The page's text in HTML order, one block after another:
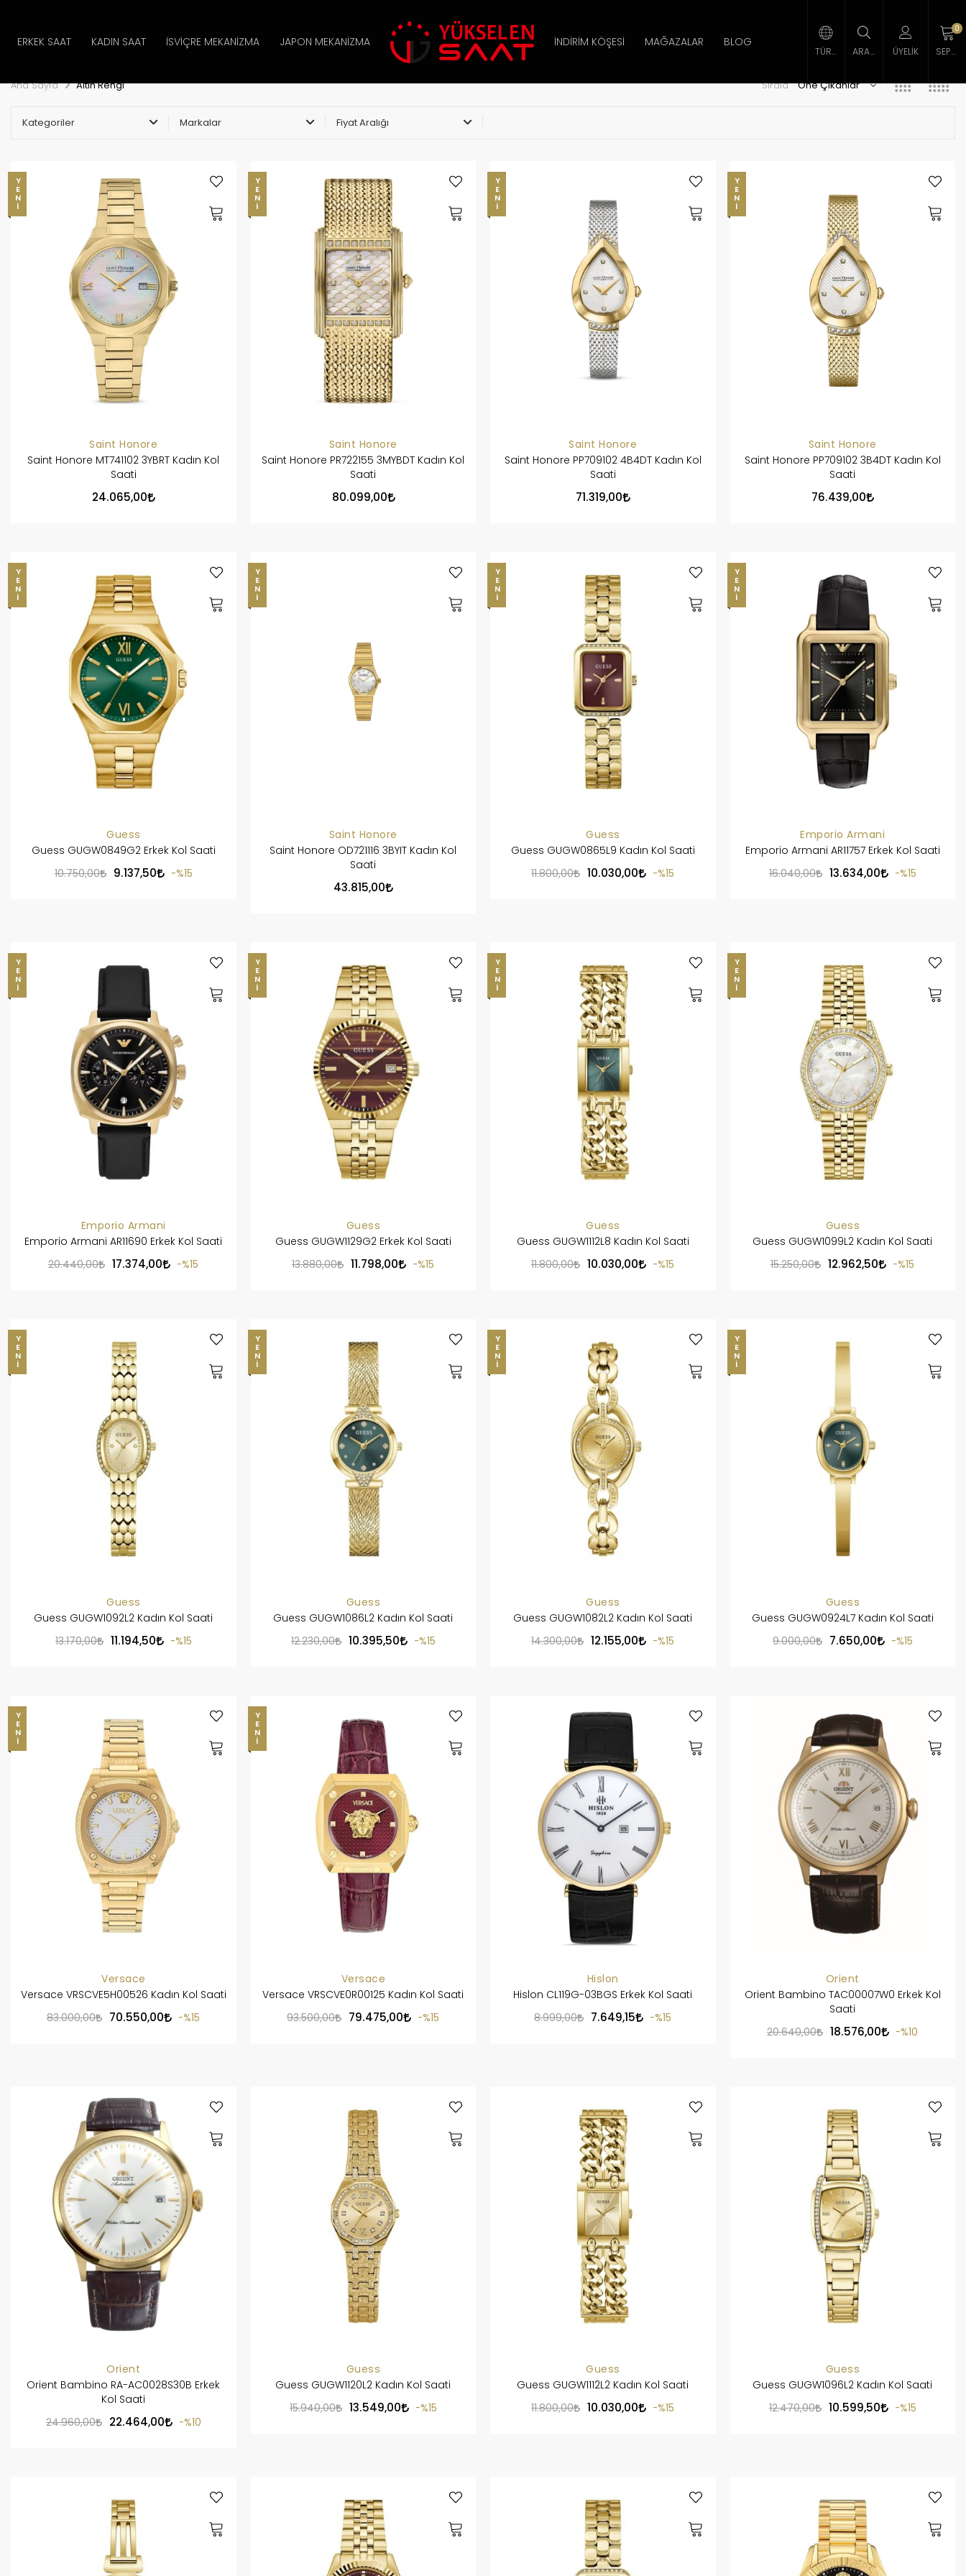
ERKEK SAAT KADIN SAAT İSVIÇRE MEKANIZMA JAPON MEKANIZMA İNDIRIM KÖŞESI MAĞAZALAR BLOG
ÜYELIK
0
Ana Sayfa Altın Rengi Sırala
Kategoriler Markalar Fiyat Aralığı
YENI
Saint Honore
Saint Honore MT741102 3YBRT Kadın Kol
Saati
24.065,00
YENI
Saint Honore
Saint Honore PR722155 3MYBDT Kadın Kol
Saati
80.099,00
YENI
Saint Honore
Saint Honore PP709102 4B4DT Kadın Kol
Saati
71.319,00
YENI
Saint Honore
Saint Honore PP709102 3B4DT Kadın Kol
Saati
76.439,00
YENI
Guess
Guess GUGW0849G2 Erkek Kol Saati
10.750,00 9.137,50 %15
YENI
Saint Honore
Saint Honore OD721116 3BYIT Kadın Kol
Saati
43.815,00
YENI
Guess
Guess GUGW0865L9 Kadın Kol Saati
11.800,00 10.030,00 %15
YENI
Emporio Armani
Emporio Armani AR11757 Erkek Kol Saati
16.040,00 13.634,00 %15
YENI
Emporio Armani
Emporio Armani AR11690 Erkek Kol Saati
20.440,00 17.374,00 %15
YENI
Guess
Guess GUGW1129G2 Erkek Kol Saati
13.880,00 11.798,00 %15
YENI
Guess
Guess GUGW1112L8 Kadın Kol Saati
11.800,00 10.030,00 %15
YENI
Guess
Guess GUGW1099L2 Kadın Kol Saati
15.250,00 12.962,50 %15
YENI
Guess
Guess GUGW1092L2 Kadın Kol Saati
13.170,00 11.194,50 %15
YENI
Guess
Guess GUGW1086L2 Kadın Kol Saati
12.230,00 10.395,50 %15
YENI
Guess
Guess GUGW1082L2 Kadın Kol Saati
14.300,00 12.155,00 %15
YENI
Guess
Guess GUGW0924L7 Kadın Kol Saati
9.000,00 7.650,00 %15
YENI
Versace
Versace VRSCVE5H00526 Kadın Kol Saati
83.000,00 70.550,00 %15
YENI
Versace
Versace VRSCVE0R00125 Kadın Kol Saati
93.500,00 79.475,00 %15
Hislon
Hislon CL119G-03BGS Erkek Kol Saati
8.999,00 7.649,15 %15
Orient
Orient Bambino TAC00007W0 Erkek Kol
Saati
20.640,00 18.576,00 %10
Orient
Orient Bambino RA-AC0028S30B Erkek
Kol Saati
24.960,00 22.464,00 %10
Guess
Guess GUGW1120L2 Kadın Kol Saati
15.940,00 13.549,00 %15
Guess
Guess GUGW1112L2 Kadın Kol Saati
11.800,00 10.030,00 %15
Guess
Guess GUGW1096L2 Kadın Kol Saati
12.470,00 10.599,50 %15